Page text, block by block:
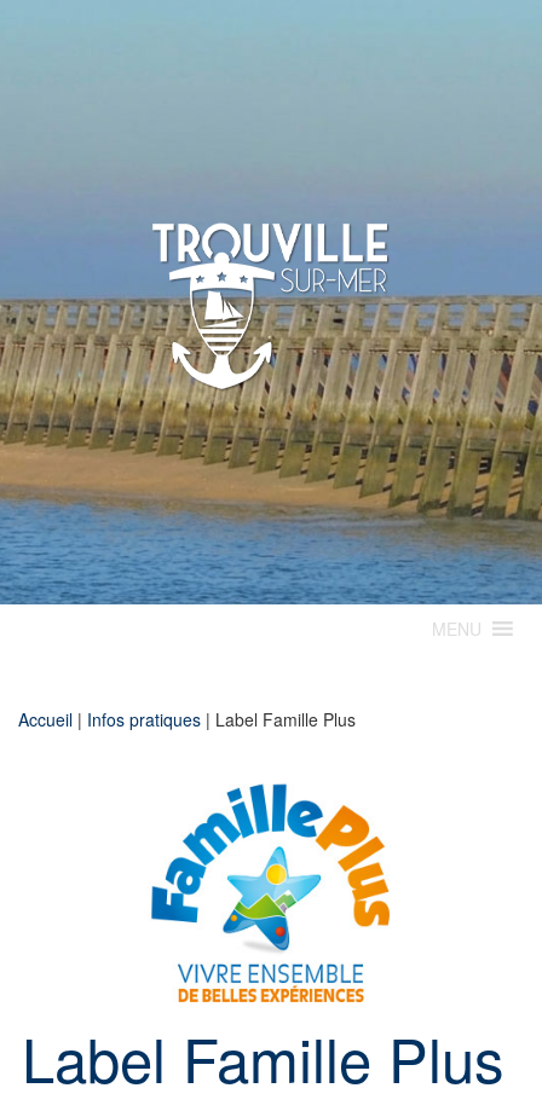
TROUVILLE-
SUR-MER
MENU
Accueil | Infos pratiques | Label Famille Plus
Label Famille Plus